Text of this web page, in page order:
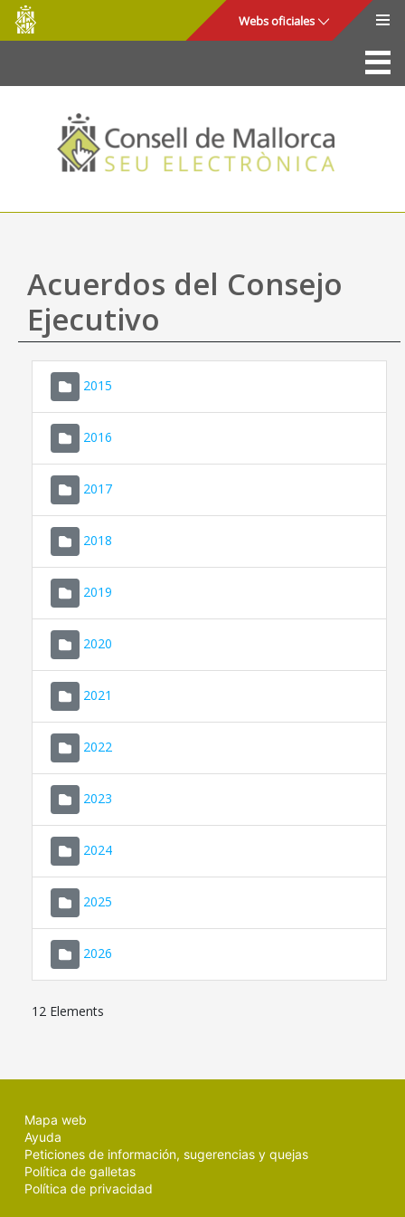
Saltar al contenido principal
Consell
de
Mallorca
Webs oficiales
La Sede
Consejo de Mallorca
Acceso y seguridad
Utilidades
Mapa web
Ayuda
Acuerdos del Consejo
Ejecutivo
2015
2016
2017
2018
2019
2020
2021
2022
2023
2024
2025
2026
12 Elements
Mapa web
Ayuda
Peticiones de información, sugerencias y quejas
Política de galletas
Política de privacidad